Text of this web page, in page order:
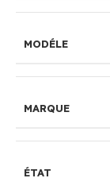
MODÉLE
MARQUE
ÉTAT